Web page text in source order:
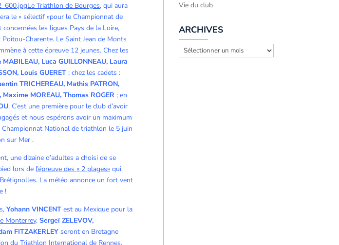
Le Triathlon de Bourges, qui aura
le « sélectif »pour le Championnat de
concernées les ligues Pays de la Loire,
Poitou-Charente. Le Saint Jean de Monts
à cette épreuve 12 jeunes. Chez les
Luca GUILLONNEAU, Laura
Louis GUERET ; chez les cadets :
TRICHEREAU, Mathis PATRON,
Maxime MOREAU, Thomas ROGER ; en
. C’est une première pour le club d’avoir
et nous espérons avoir un maximum
National de triathlon le 5 juin
sur Mer .
une dizaine d’adultes a choisi de se
lors de l’épreuve des « 2 plages» qui
La météo annonce un fort vent
!
Yohann VINCENT est au Mexique pour la
Monterrey. Sergeï ZELEVOV,
FITZAKERLEY seront en Bretagne
du Triathlon International de Rennes.
Vie du club
ARCHIVES
Archives